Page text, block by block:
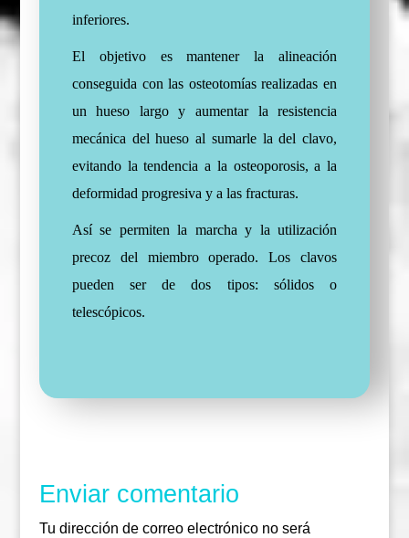
inferiores.
El objetivo es mantener la alineación
conseguida con las osteotomías realizadas en
un hueso largo y aumentar la resistencia
mecánica del hueso al sumarle la del clavo,
evitando la tendencia a la osteoporosis, a la
deformidad progresiva y a las fracturas.
Así se permiten la marcha y la utilización
precoz del miembro operado. Los clavos
pueden ser de dos tipos: sólidos o
telescópicos.
Enviar comentario
Tu dirección de correo electrónico no será